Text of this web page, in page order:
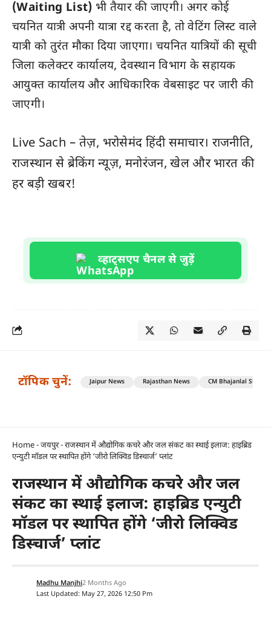
(Waiting List) भी तैयार की जाएगी। अगर कोई
चयनित यात्री अपनी यात्रा रद्द करता है, तो वेटिंग लिस्ट वाले
यात्री को तुरंत मौका दिया जाएगा। चयनित यात्रियों की सूची
जिला कलेक्टर कार्यालय, देवस्थान विभाग के सहायक
आयुक्त कार्यालय और आधिकारिक वेबसाइट पर जारी की
जाएगी।
Live Sach – तेज़, भरोसेमंद हिंदी समाचार। राजनीति,
राजस्थानसे ब्रेकिंग न्यूज़, मनोरंजन, खेल औरभारत की
हर बड़ी खबर!
व्हाट्सएप चैनल से जुड़ें
टॉपिक चुनें: Jaipur News Rajasthan News CM Bhajanlal
Home-जयपुर-राजस्थान में औद्योगिक कचरे और जल संकट का स्थाई इलाज: हाइब्रिड
एन्युटी मॉडल पर स्थापित होंगे ‘जीरो लिक्विड डिस्चार्ज’ प्लांट
राजस्थान में औद्योगिक कचरे और जल
संकट का स्थाई इलाज: हाइब्रिड एन्युटी
मॉडल पर स्थापित होंगे ‘जीरो लिक्विड
डिस्चार्ज’ प्लांट
Last Updated: May 27, 2026 12:50 Pm
Madhu Manjhi2 Months Ago